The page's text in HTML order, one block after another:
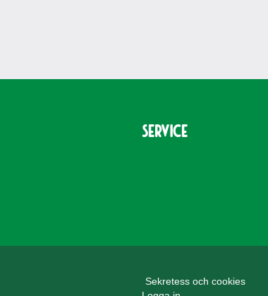
Service
Sekretess och cookies